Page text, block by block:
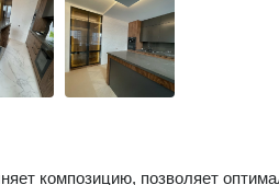
композицию, позволяет